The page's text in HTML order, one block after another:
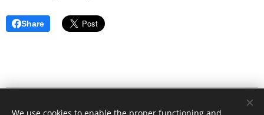
Share
caras de la pandemia / Angelika Rütgen-Dömötör © Alle Rechte